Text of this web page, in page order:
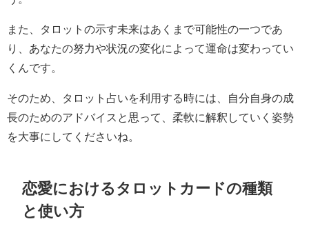
また、タロットの示す未来はあくまで可能性の一つであ
り、あなたの努力や状況の変化によって運命は変わってい
くんです。
そのため、タロット占いを利用する時には、自分自身の成
長のためのアドバイスと思って、柔軟に解釈していく姿勢
を大事にしてくださいね。
恋愛におけるタロットカードの種類
と使い方